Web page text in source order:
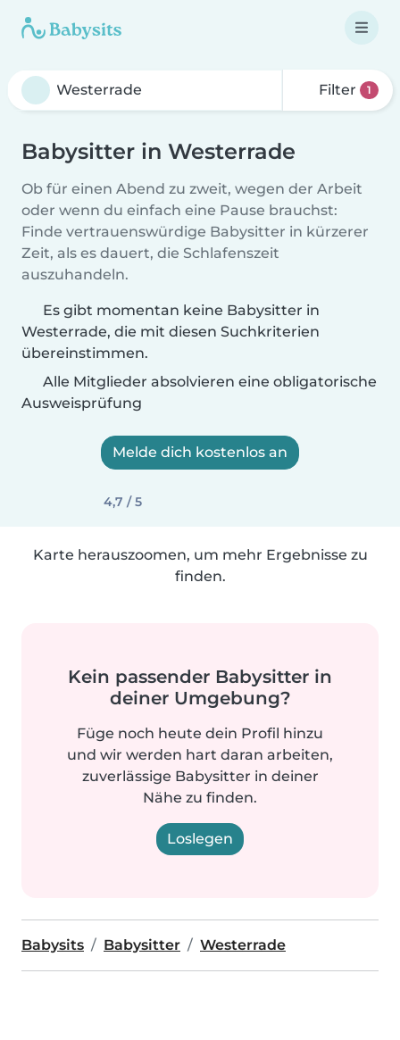
Filter 1
Babysitter in Westerrade
Ob für einen Abend zu zweit, wegen der Arbeit
oder wenn du einfach eine Pause brauchst:
Finde vertrauenswürdige Babysitter in kürzerer
Zeit, als es dauert, die Schlafenszeit
auszuhandeln.
Es gibt momentan keine Babysitter in
Westerrade, die mit diesen Suchkriterien
übereinstimmen.
Alle Mitglieder absolvieren eine obligatorische
Ausweisprüfung
Melde dich kostenlos an
4,7 / 5
Karte herauszoomen, um mehr Ergebnisse zu
finden.
Kein passender Babysitter in
deiner Umgebung?
Füge noch heute dein Profil hinzu
und wir werden hart daran arbeiten,
zuverlässige Babysitter in deiner
Nähe zu finden.
Loslegen
Babysits Babysitter Westerrade